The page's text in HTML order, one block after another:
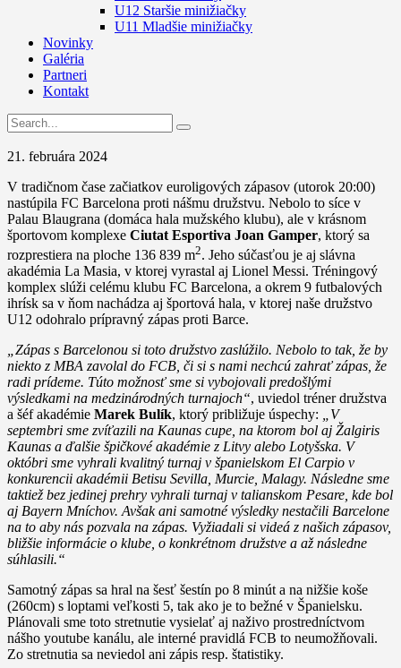
U12 Staršie minižiačky
U11 Mladšie minižiačky
Novinky
Galéria
Partneri
Kontakt
21. februára 2024
V tradičnom čase začiatkov euroligových zápasov (utorok 20:00)
nastúpila FC Barcelona proti nášmu družstvu. Nebolo to síce v
Palau Blaugrana (domáca hala mužského klubu), ale v krásnom
športovom komplexe Ciutat Esportiva Joan Gamper, ktorý sa
rozprestiera na ploche 136 839 m2. Jeho súčasťou je aj slávna
akadémia La Masia, v ktorej vyrastal aj Lionel Messi. Tréningový
komplex slúži celému klubu FC Barcelona, a okrem 9 futbalových
ihrísk sa v ňom nachádza aj športová hala, v ktorej naše družstvo
U12 odohralo prípravný zápas proti Barce.
„Zápas s Barcelonou si toto družstvo zaslúžilo. Nebolo to tak, že by
niekto z MBA zavolal do FCB, či si s nami nechcú zahrať zápas, že
radi prídeme. Túto možnosť sme si vybojovali predošlými
výsledkami na medzinárodných turnajoch“, uviedol tréner družstva
a šéf akadémie Marek Bulík, ktorý približuje úspechy:
„V
septembri sme zvíťazili na Kaunas cupe, na ktorom bol aj Žalgiris
Kaunas a ďalšie špičkové akadémie z Litvy alebo Lotyšska. V
októbri sme vyhrali kvalitný turnaj v španielskom El Carpio v
konkurencii akadémii Betisu Sevilla, Murcie, Malagy. Následne sme
taktiež bez jedinej prehry vyhrali turnaj v talianskom Pesare, kde bol
aj Bayern Mníchov. Avšak ani samotné výsledky nestačili Barcelone
na to aby nás pozvala na zápas. Vyžiadali si videá z našich zápasov,
bližšie informácie o klube, o konkrétnom družstve a až následne
súhlasili.“
Samotný zápas sa hral na šesť šestín po 8 minút a na nižšie koše
(260cm) s loptami veľkosti 5, tak ako je to bežné v Španielsku.
Plánovali sme toto stretnutie vysielať aj naživo prostredníctvom
nášho youtube kanálu, ale interné pravidlá FCB to neumožňovali.
Zo stretnutia sa neviedol ani zápis resp. štatistiky.